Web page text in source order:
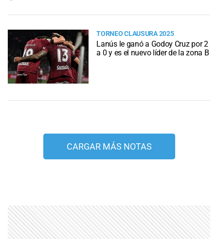
TORNEO CLAUSURA 2025
Lanús le ganó a Godoy Cruz por 2
a 0 y es el nuevo líder de la zona B
CARGAR MÁS NOTAS